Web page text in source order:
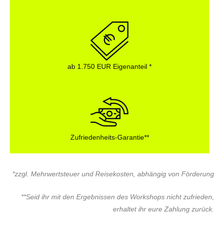
ab 1.750 EUR Eigenanteil *
Zufriedenheits-Garantie**
*zzgl. Mehrwertsteuer und Reisekosten, abhängig von Förderung
**Seid ihr mit den Ergebnissen des Workshops nicht zufrieden,
erhaltet ihr eure Zahlung zurück.